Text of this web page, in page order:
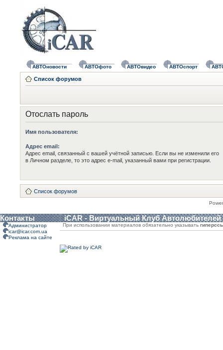
АВТОновости АВТОфото АВТОвидео АВТОспорт
Список форумов
Отослать пароль
Имя пользователя:
Адрес email:
Адрес email, связанный с вашей учётной записью. Если вы не изменили его
в Личном разделе, то это адрес e-mail, указанный вами при регистрации.
Список форумов
Контакты iCAR - Виртуальный Клуб Автолюбителей
Администратор
icar@icar.com.ua
Реклама на сайте
При использовании материалов обязательно указывать